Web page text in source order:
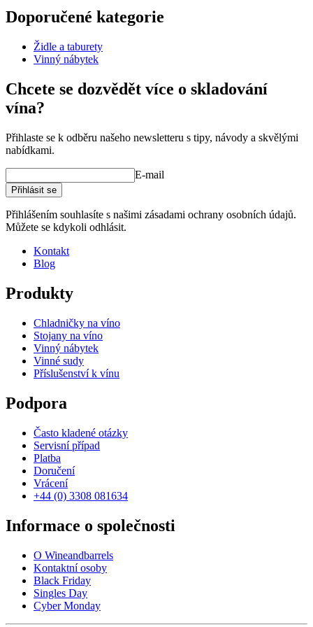
Číslo produktuWBHPT03
Rozměry (ŠxVxH cm)
Šířka (cm) 39.5
Hloubka (cm)52
Hmotnost (kg)
Doporučené kategorie
Židle a taburety
Vinný nábytek
Chcete se dozvědět více o skladování
vína?
Přihlaste se k odběru našeho newsletteru s tipy, návody a skvělými
nabídkami.
E-mail
Přihlásit se
Přihlášením souhlasíte s našimi zásadami ochrany osobních údajů.
Můžete se kdykoli odhlásit.
Kontakt
Blog
Produkty
Chladničky na víno
Stojany na víno
Vinný nábytek
Vinné sudy
Příslušenství k vínu
Podpora
Často kladené otázky
Servisní případ
Platba
Doručení
Vrácení
+44 (0) 3308 081634
Informace o společnosti
O Wineandbarrels
Kontaktní osoby
Black Friday
Singles Day
Cyber Monday